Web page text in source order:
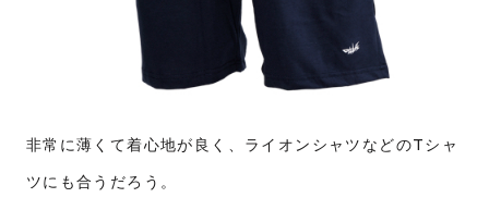
非常に薄くて着心地が良く、ライオンシャツなどのTシャ
ツにも合うだろう。